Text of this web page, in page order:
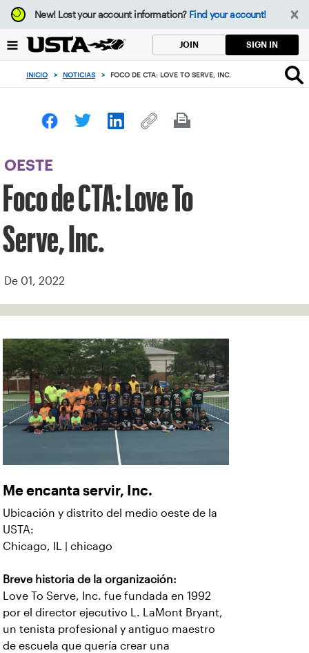
Enfoque
desde
botón
volver
principio
New!Lost your account information? Find your account!
JOIN SIGN IN
INICIO > NOTICIAS > FOCO DE CTA: LOVE TO SERVE, INC.
OESTE
Foco de CTA: Love To
Serve, Inc.
De 01, 2022
Me encanta servir, Inc.
Ubicación y distrito del medio oeste de la
USTA:
Chicago, IL | chicago
Breve historia de la organización:
Love To Serve, Inc. fue fundada en 1992
por el director ejecutivo L. LaMont Bryant,
un tenista profesional y antiguo maestro
de escuela que quería crear una